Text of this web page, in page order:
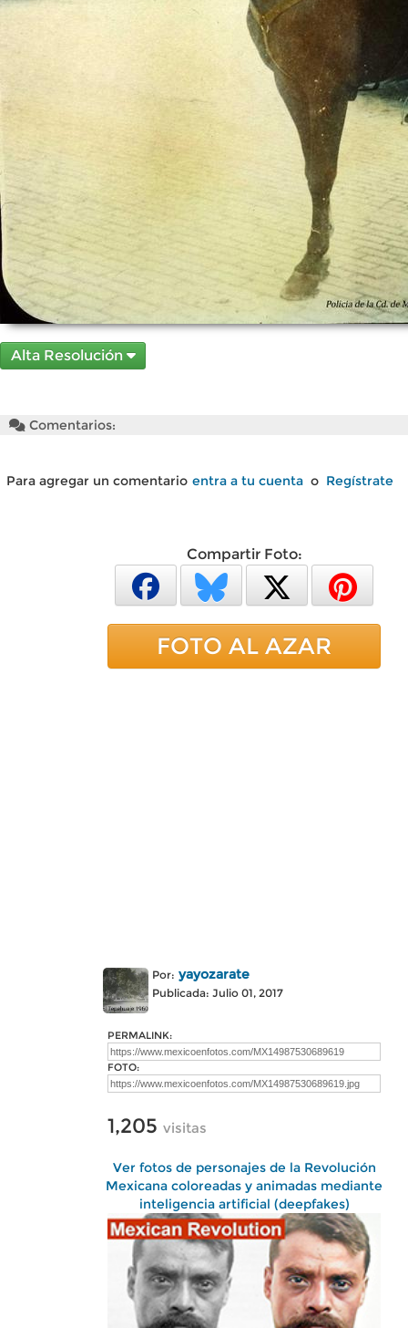
Alta Resolución
Comentarios:
Para agregar un comentario entra a tu cuenta o Regístrate
Compartir Foto:
FOTO AL AZAR
Por: yayozarate
Publicada: Julio 01, 2017
PERMALINK:
FOTO:
1,205 visitas
Ver fotos de personajes de la Revolución
Mexicana coloreadas y animadas mediante
inteligencia artificial (deepfakes)